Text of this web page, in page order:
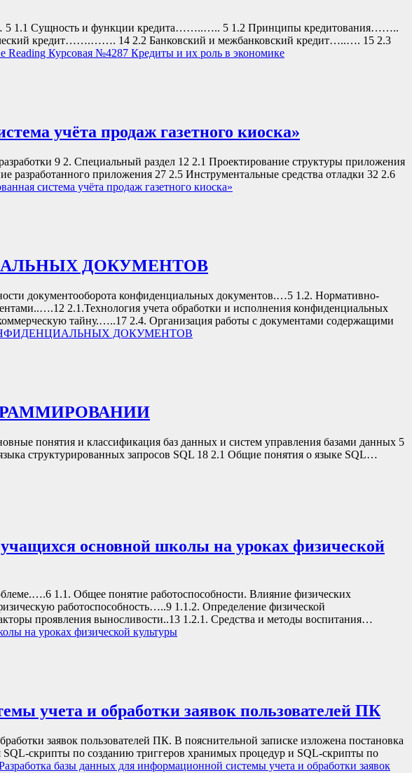
и функции кредита……..….. 5 1.2 Принципы кредитования……..
кредит…….……. 14 2.2 Банковский и межбанковский кредит…..…. 15 2.3
Reading Курсовая №4287 Кредиты и их роль в экономике
учёта продаж газетного киоска»
9 2. Специальный раздел 12 2.1 Проектирование структуры приложения
разработанного приложения 27 2.5 Инструментальные средства отладки 32 2.6
система учёта продаж газетного киоска»
ДОКУМЕНТОВ
документооборота конфиденциальных документов.…5 1.2. Нормативно-
2.1.Технология учета обработки и исполнения конфиденциальных
тайну.…..17 2.4. Организация работы с документами содержащими
ДОКУМЕНТОВ
понятия и классификация баз данных и систем управления базами данных 5
структурированных запросов SQL 18 2.1 Общие понятия о языке SQL…
основной школы на уроках физической
1.1. Общее понятие работоспособности. Влияние физических
работоспособность…..9 1.1.2. Определение физической
проявления выносливости..13 1.2.1. Средства и методы воспитания…
на уроках физической культуры
учета и обработки заявок пользователей ПК
заявок пользователей ПК. В пояснительной записке изложена постановка
SQL-скрипты по созданию триггеров хранимых процедур и SQL-скрипты по
базы данных для информационной системы учета и обработки заявок